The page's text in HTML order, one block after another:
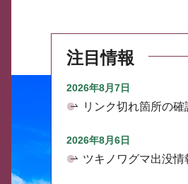
注目情報
2026年8月7日
リンク切れ箇所の
2026年8月6日
ツキノワグマ出没情